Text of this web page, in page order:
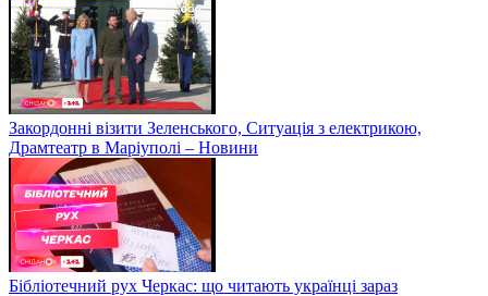
Закордонні візити Зеленського, Ситуація з електрикою,
Драмтеатр в Маріуполі – Новини
Бібліотечний рух Черкас: що читають українці зараз